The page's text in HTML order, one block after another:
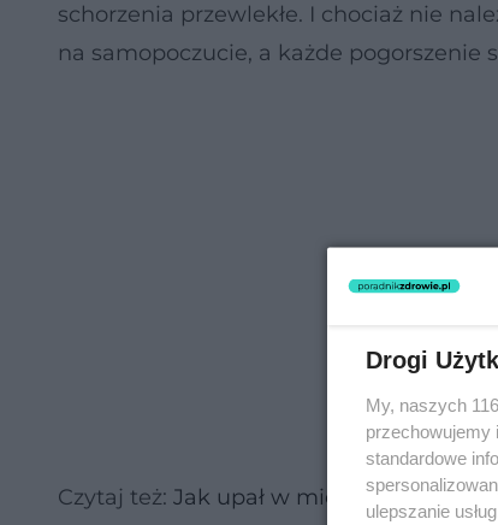
schorzenia przewlekłe. I chociaż nie
na samopoczucie, a każde pogorszenie
Czytaj też: Jak upał w mieście wpływa
Drogi
My, naszych
przechowujemy
standardowe
ulepszanie